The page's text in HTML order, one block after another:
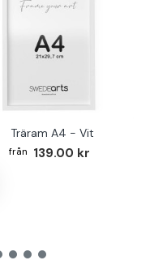
Träram A4 - Vit
139.00 kr